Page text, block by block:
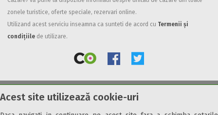
Acest site utilizează cookie-uri
Facilități
Internet wireless
All inclusive
Pensiune completa
Demipensiune
zonele turistice, oferte speciale, rezervari online.
Utilizand acest serviciu inseamna ca sunteti de acord cu Termenii și
condițiile de utilizare.
© 2026 Cazare7. Toate drepturile rezervate.